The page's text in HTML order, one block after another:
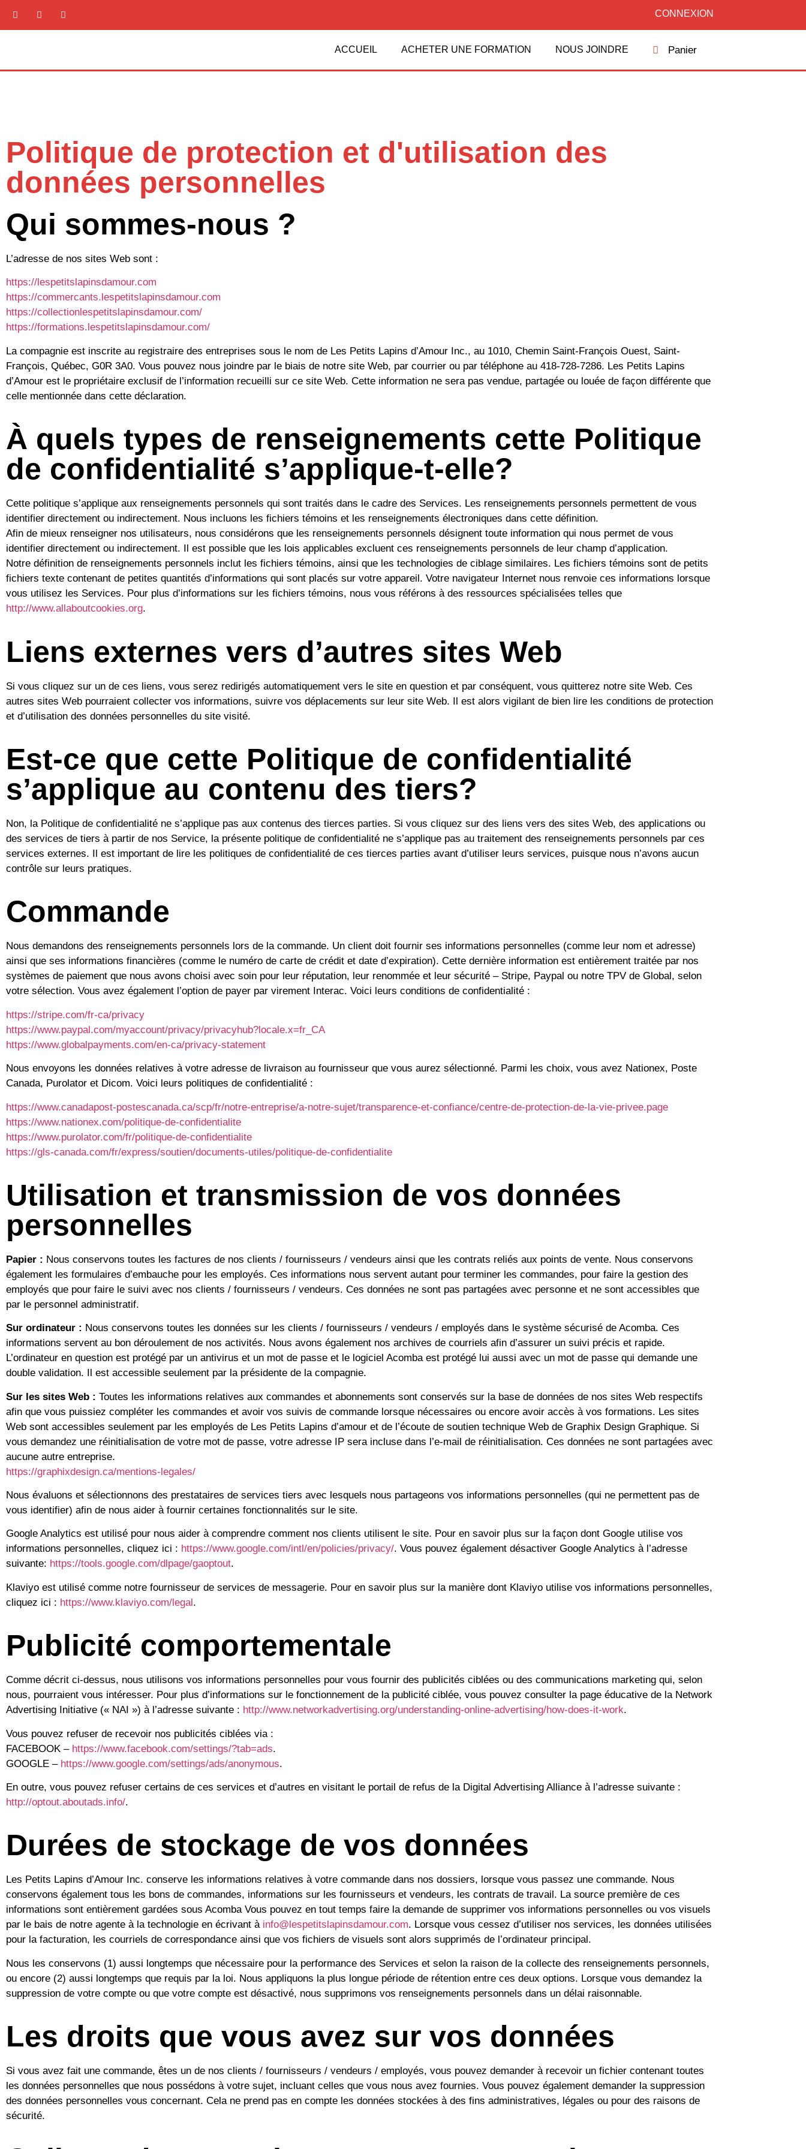
CONNEXION
ACCUEIL ACHETER UNE FORMATION NOUS JOINDRE Panier
Politique de protection et d'utilisation des
données personnelles
Qui sommes-nous ?
L’adresse de nos sites Web sont :
https://lespetitslapinsdamour.com
https://commercants.lespetitslapinsdamour.com
https://collectionlespetitslapinsdamour.com/
https://formations.lespetitslapinsdamour.com/
La compagnie est inscrite au registraire des entreprises sous le nom de Les Petits Lapins d’Amour Inc., au 1010, Chemin Saint-François Ouest, Saint-
François, Québec, G0R 3A0. Vous pouvez nous joindre par le biais de notre site Web, par courrier ou par téléphone au 418-728-7286. Les Petits Lapins
d’Amour est le propriétaire exclusif de l’information recueilli sur ce site Web. Cette information ne sera pas vendue, partagée ou louée de façon différente que
celle mentionnée dans cette déclaration.
À quels types de renseignements cette Politique
de confidentialité s’applique-t-elle?
Cette politique s’applique aux renseignements personnels qui sont traités dans le cadre des Services. Les renseignements personnels permettent de vous
identifier directement ou indirectement. Nous incluons les fichiers témoins et les renseignements électroniques dans cette définition.
Afin de mieux renseigner nos utilisateurs, nous considérons que les renseignements personnels désignent toute information qui nous permet de vous
identifier directement ou indirectement. Il est possible que les lois applicables excluent ces renseignements personnels de leur champ d’application.
Notre définition de renseignements personnels inclut les fichiers témoins, ainsi que les technologies de ciblage similaires. Les fichiers témoins sont de petits
fichiers texte contenant de petites quantités d’informations qui sont placés sur votre appareil. Votre navigateur Internet nous renvoie ces informations lorsque
vous utilisez les Services. Pour plus d’informations sur les fichiers témoins, nous vous référons à des ressources spécialisées telles que
http://www.allaboutcookies.org.
Liens externes vers d’autres sites Web
Si vous cliquez sur un de ces liens, vous serez redirigés automatiquement vers le site en question et par conséquent, vous quitterez notre site Web. Ces
autres sites Web pourraient collecter vos informations, suivre vos déplacements sur leur site Web. Il est alors vigilant de bien lire les conditions de protection
et d’utilisation des données personnelles du site visité.
Est-ce que cette Politique de confidentialité
s’applique au contenu des tiers?
Non, la Politique de confidentialité ne s’applique pas aux contenus des tierces parties. Si vous cliquez sur des liens vers des sites Web, des applications ou
des services de tiers à partir de nos Service, la présente politique de confidentialité ne s’applique pas au traitement des renseignements personnels par ces
services externes. Il est important de lire les politiques de confidentialité de ces tierces parties avant d’utiliser leurs services, puisque nous n’avons aucun
contrôle sur leurs pratiques.
Commande
Nous demandons des renseignements personnels lors de la commande. Un client doit fournir ses informations personnelles (comme leur nom et adresse)
ainsi que ses informations financières (comme le numéro de carte de crédit et date d’expiration). Cette dernière information est entièrement traitée par nos
systèmes de paiement que nous avons choisi avec soin pour leur réputation, leur renommée et leur sécurité – Stripe, Paypal ou notre TPV de Global, selon
votre sélection. Vous avez également l’option de payer par virement Interac. Voici leurs conditions de confidentialité :
https://stripe.com/fr-ca/privacy
https://www.paypal.com/myaccount/privacy/privacyhub?locale.x=fr_CA
https://www.globalpayments.com/en-ca/privacy-statement
Nous envoyons les données relatives à votre adresse de livraison au fournisseur que vous aurez sélectionné. Parmi les choix, vous avez Nationex, Poste
Canada, Purolator et Dicom. Voici leurs politiques de confidentialité :
https://www.canadapost-postescanada.ca/scp/fr/notre-entreprise/a-notre-sujet/transparence-et-confiance/centre-de-protection-de-la-vie-privee.page
https://www.nationex.com/politique-de-confidentialite
https://www.purolator.com/fr/politique-de-confidentialite
https://gls-canada.com/fr/express/soutien/documents-utiles/politique-de-confidentialite
Utilisation et transmission de vos données
personnelles
Papier : Nous conservons toutes les factures de nos clients / fournisseurs / vendeurs ainsi que les contrats reliés aux points de vente. Nous conservons
également les formulaires d’embauche pour les employés. Ces informations nous servent autant pour terminer les commandes, pour faire la gestion des
employés que pour faire le suivi avec nos clients / fournisseurs / vendeurs. Ces données ne sont pas partagées avec personne et ne sont accessibles que
par le personnel administratif.
Sur ordinateur : Nous conservons toutes les données sur les clients / fournisseurs / vendeurs / employés dans le système sécurisé de Acomba. Ces
informations servent au bon déroulement de nos activités. Nous avons également nos archives de courriels afin d’assurer un suivi précis et rapide.
L’ordinateur en question est protégé par un antivirus et un mot de passe et le logiciel Acomba est protégé lui aussi avec un mot de passe qui demande une
double validation. Il est accessible seulement par la présidente de la compagnie.
Sur les sites Web : Toutes les informations relatives aux commandes et abonnements sont conservés sur la base de données de nos sites Web respectifs
afin que vous puissiez compléter les commandes et avoir vos suivis de commande lorsque nécessaires ou encore avoir accès à vos formations. Les sites
Web sont accessibles seulement par les employés de Les Petits Lapins d’amour et de l’écoute de soutien technique Web de Graphix Design Graphique. Si
vous demandez une réinitialisation de votre mot de passe, votre adresse IP sera incluse dans l’e-mail de réinitialisation. Ces données ne sont partagées avec
aucune autre entreprise.
https://graphixdesign.ca/mentions-legales/
Nous évaluons et sélectionnons des prestataires de services tiers avec lesquels nous partageons vos informations personnelles (qui ne permettent pas de
vous identifier) afin de nous aider à fournir certaines fonctionnalités sur le site.
Google Analytics est utilisé pour nous aider à comprendre comment nos clients utilisent le site. Pour en savoir plus sur la façon dont Google utilise vos
informations personnelles, cliquez ici : https://www.google.com/intl/en/policies/privacy/. Vous pouvez également désactiver Google Analytics à l’adresse
suivante: https://tools.google.com/dlpage/gaoptout.
Klaviyo est utilisé comme notre fournisseur de services de messagerie. Pour en savoir plus sur la manière dont Klaviyo utilise vos informations personnelles,
cliquez ici : https://www.klaviyo.com/legal.
Publicité comportementale
Comme décrit ci-dessus, nous utilisons vos informations personnelles pour vous fournir des publicités ciblées ou des communications marketing qui, selon
nous, pourraient vous intéresser. Pour plus d’informations sur le fonctionnement de la publicité ciblée, vous pouvez consulter la page éducative de la Network
Advertising Initiative (« NAI ») à l’adresse suivante : http://www.networkadvertising.org/understanding-online-advertising/how-does-it-work.
Vous pouvez refuser de recevoir nos publicités ciblées via :
FACEBOOK – https://www.facebook.com/settings/?tab=ads.
GOOGLE – https://www.google.com/settings/ads/anonymous.
En outre, vous pouvez refuser certains de ces services et d’autres en visitant le portail de refus de la Digital Advertising Alliance à l’adresse suivante :
http://optout.aboutads.info/.
Durées de stockage de vos données
Les Petits Lapins d’Amour Inc. conserve les informations relatives à votre commande dans nos dossiers, lorsque vous passez une commande. Nous
conservons également tous les bons de commandes, informations sur les fournisseurs et vendeurs, les contrats de travail. La source première de ces
informations sont entièrement gardées sous Acomba Vous pouvez en tout temps faire la demande de supprimer vos informations personnelles ou vos visuels
par le bais de notre agente à la technologie en écrivant à info@lespetitslapinsdamour.com. Lorsque vous cessez d’utiliser nos services, les données utilisées
pour la facturation, les courriels de correspondance ainsi que vos fichiers de visuels sont alors supprimés de l’ordinateur principal.
Nous les conservons (1) aussi longtemps que nécessaire pour la performance des Services et selon la raison de la collecte des renseignements personnels,
ou encore (2) aussi longtemps que requis par la loi. Nous appliquons la plus longue période de rétention entre ces deux options. Lorsque vous demandez la
suppression de votre compte ou que votre compte est désactivé, nous supprimons vos renseignements personnels dans un délai raisonnable.
Les droits que vous avez sur vos données
Si vous avez fait une commande, êtes un de nos clients / fournisseurs / vendeurs / employés, vous pouvez demander à recevoir un fichier contenant toutes
les données personnelles que nous possédons à votre sujet, incluant celles que vous nous avez fournies. Vous pouvez également demander la suppression
des données personnelles vous concernant. Cela ne prend pas en compte les données stockées à des fins administratives, légales ou pour des raisons de
sécurité.